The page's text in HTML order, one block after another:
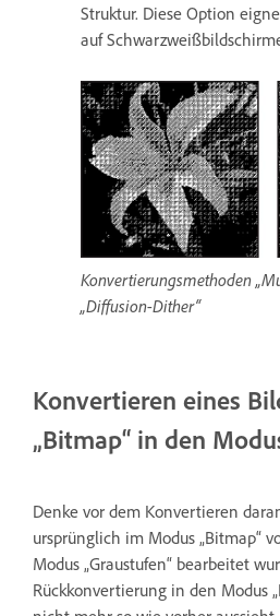
Struktur. Diese Option
auf
Konvertierungsmethoden
„Diffusion-Dither“
Konvertieren eines
„Bitmap“ in den
Denke vor dem Konvertieren
ursprünglich im Modus „Bitmap“
Modus „Graustufen“ bearbeitet
Rückkonvertierung in den Modus